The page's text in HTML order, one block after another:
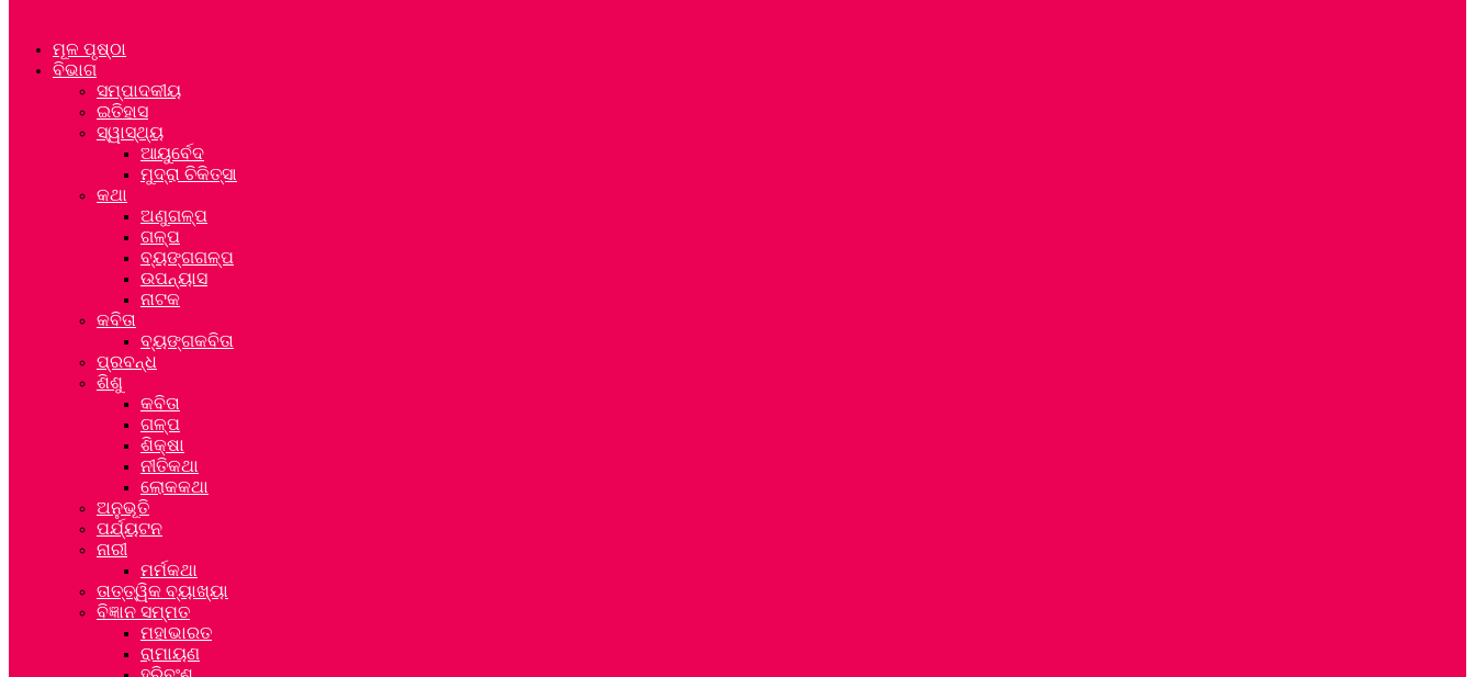
ମୂଳ ପୃଷ୍ଠା
ବିଭାଗ
ସମ୍ପାଦକୀୟ
ଇତିହାସ
ସ୍ୱାସ୍ଥ୍ୟ
ଆୟୁର୍ବେଦ
ମୁଦ୍ରା ଚିକିତ୍ସା
କଥା
ଅଣୁଗଳ୍ପ
ଗଳ୍ପ
ବ୍ୟଙ୍ଗଗଳ୍ପ
ଉପନ୍ୟାସ
ନାଟକ
କବିତା
ବ୍ୟଙ୍ଗକବିତା
ପ୍ରବନ୍ଧ
ଶିଶୁ
କବିତା
ଗଳ୍ପ
ଶିକ୍ଷା
ନୀତିକଥା
ଲୋକକଥା
ଅନୁଭୂତି
ପର୍ଯ୍ୟଟନ
ନାରୀ
ମର୍ମକଥା
ତାତ୍ତ୍ୱିକ ବ୍ୟାଖ୍ୟା
ବିଜ୍ଞାନ ସମ୍ମତ
ମହାଭାରତ
ରାମାୟଣ